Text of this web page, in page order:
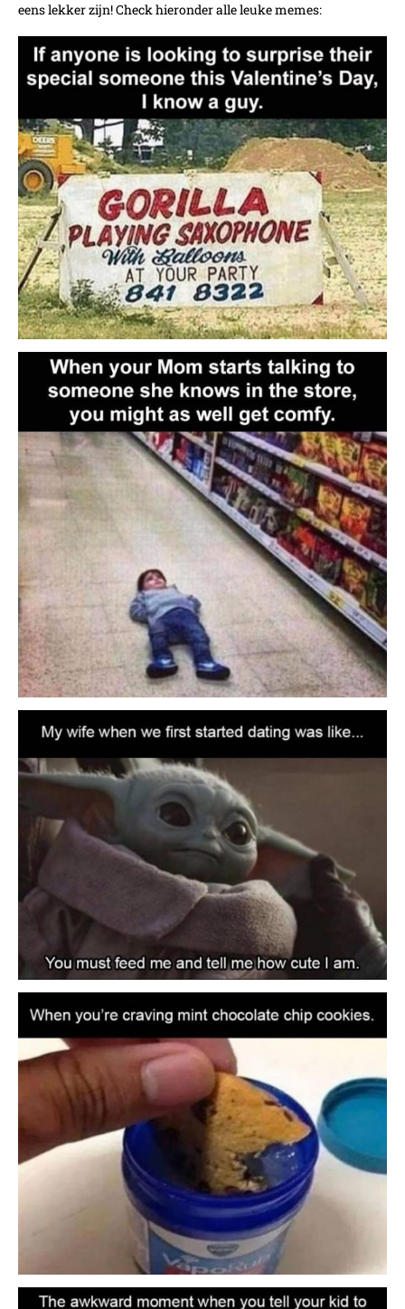
eens lekker zijn! Check hieronder alle leuke memes: